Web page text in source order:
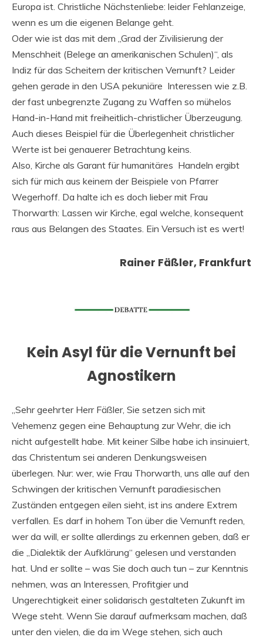
Europa ist. Christliche Nächstenliebe: leider Fehlanzeige,
wenn es um die eigenen Belange geht.
Oder wie ist das mit dem „Grad der Zivilisierung der
Menschheit (Belege an amerikanischen Schulen)“, als
Indiz für das Scheitern der kritischen Vernunft? Leider
gehen gerade in den USA pekuniäre Interessen wie z.B.
der fast unbegrenzte Zugang zu Waffen so mühelos
Hand-in-Hand mit freiheitlich-christlicher Überzeugung.
Auch dieses Beispiel für die Überlegenheit christlicher
Werte ist bei genauerer Betrachtung keins.
Also, Kirche als Garant für humanitäres Handeln ergibt
sich für mich aus keinem der Beispiele von Pfarrer
Wegerhoff. Da halte ich es doch lieber mit Frau
Thorwarth: Lassen wir Kirche, egal welche, konsequent
raus aus Belangen des Staates. Ein Versuch ist es wert!
Rainer Fäßler, Frankfurt
Kein Asyl für die Vernunft bei
Agnostikern
„Sehr geehrter Herr Fäßler, Sie setzen sich mit
Vehemenz gegen eine Behauptung zur Wehr, die ich
nicht aufgestellt habe. Mit keiner Silbe habe ich insinuiert,
das Christentum sei anderen Denkungsweisen
überlegen. Nur: wer, wie Frau Thorwarth, uns alle auf den
Schwingen der kritischen Vernunft paradiesischen
Zuständen entgegen eilen sieht, ist ins andere Extrem
verfallen. Es darf in hohem Ton über die Vernunft reden,
wer da will, er sollte allerdings zu erkennen geben, daß er
die „Dialektik der Aufklärung“ gelesen und verstanden
hat. Und er sollte – was Sie doch auch tun – zur Kenntnis
nehmen, was an Interessen, Profitgier und
Ungerechtigkeit einer solidarisch gestalteten Zukunft im
Wege steht. Wenn Sie darauf aufmerksam machen, daß
unter den vielen, die da im Wege stehen, sich auch